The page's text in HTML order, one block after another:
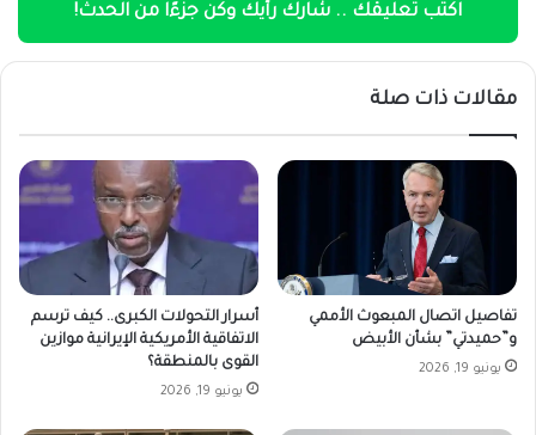
اكتب تعليقك .. شارك رأيك وكن جزءًا من الحدث!
مقالات ذات صلة
تفاصيل اتصال المبعوث الأممي
و”حميدتي” بشأن الأبيض
يونيو 19, 2026
أسرار التحولات الكبرى.. كيف ترسم
الاتفاقية الأمريكية الإيرانية موازين
القوى بالمنطقة؟
يونيو 19, 2026